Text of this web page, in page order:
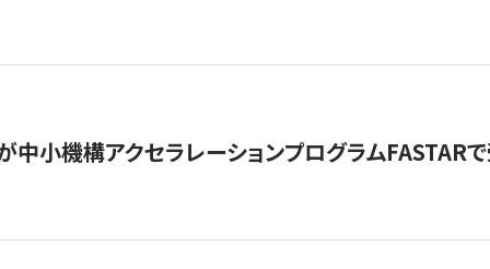
中小機構アクセラレーションプログラムFASTAR